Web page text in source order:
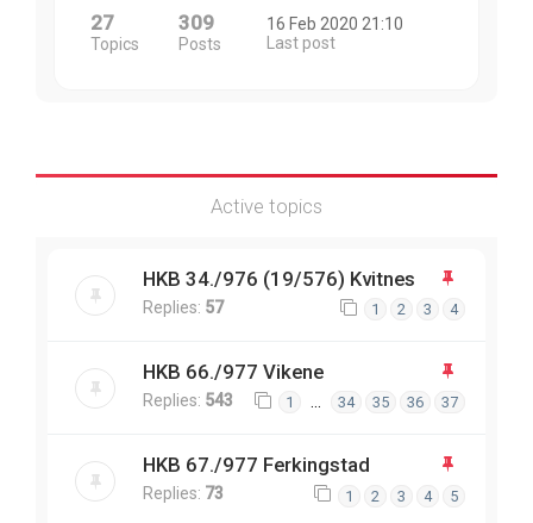
27
Topics
309
Posts
16 Feb 2020 21:10
Last post
Active topics
HKB 34./976 (19/576) Kvitnes
Replies: 57 1 2 3 4
HKB 66./977 Vikene
Replies: 543 1 … 34 35 36 37
HKB 67./977 Ferkingstad
Replies: 73 1 2 3 4 5